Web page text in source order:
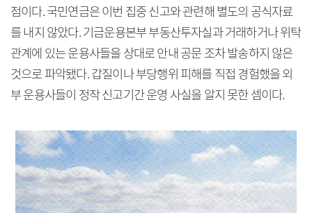
점이다. 국민연금은 이번 집중 신고와 관련해 별도의 공식자료
를 내지 않았다. 기금운용본부 부동산투자실과 거래하거나 위탁
관계에 있는 운용사들을 상대로 안내 공문 조차 발송하지 않은
것으로 파악됐다. 갑질이나 부당행위 피해를 직접 경험했을 외
부 운용사들이 정작 신고기간 운영 사실을 알지 못한 셈이다.